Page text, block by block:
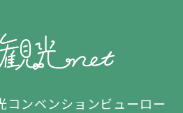
コンベンションビューロー